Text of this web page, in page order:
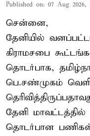
Published on: 07 Aug 2026,
சென்னை,
தேனியில்
கிராமசபை
தொடர்பாக,
பெ.சண்முகம்
தேனி
தொடர்பான பணிகள்